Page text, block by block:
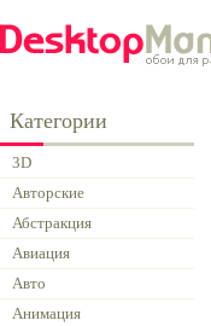
Категории
3D
Авторские
Абстракция
Авиация
Авто
Анимация